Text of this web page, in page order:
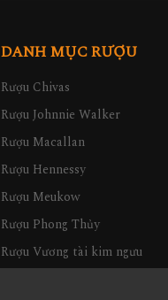
DANH MỤC RƯỢU
Rượu Chivas
Rượu Johnnie Walker
Rượu Macallan
Rượu Hennessy
Rượu Meukow
Rượu Phong Thủy
Rượu Vương tài kim ngưu